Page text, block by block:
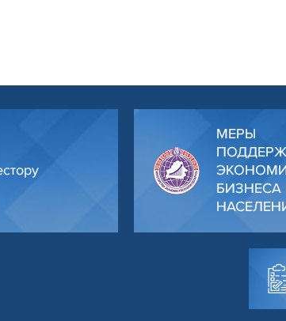
МЕРЫ
БИЗНЕСА